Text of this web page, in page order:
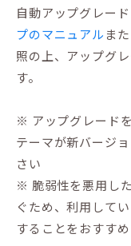
自動アップグレー
プのマニュアル ま
照の上、アップグ
す。
※ アップグレード
テーマが新バージ
さい
※ 脆弱性を悪用し
ぐため、利用して
することをおすす